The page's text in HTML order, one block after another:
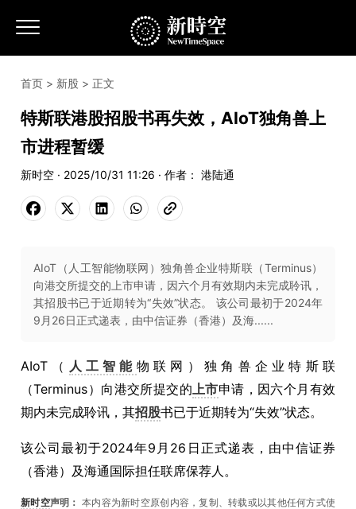
首页 > 新股 > 正文
特斯联港股招股书再失效，AIoT独角兽上
市进程暂缓
新时空 · 2025/10/31 11:26 · 作者： 港陆通
AIoT（人工智能物联网）独角兽企业特斯联（Terminus）
向港交所提交的上市申请，因六个月有效期内未完成聆讯，
其招股书已于近期转为“失效”状态。 该公司最初于2024年
9月26日正式递表，由中信证券（香港）及海......
AIoT（ 人工智能 物联网）独角兽企业特斯联
（Terminus）向港交所提交的上市申请，因六个月有效
期内未完成聆讯，其招股书已于近期转为“失效”状态。
该公司最初于2024年9月26日正式递表，由中信证券
（香港）及海通国际担任联席保荐人。
新时空声明： 本内容为新时空原创内容，复制、转载或以其他任何方式使